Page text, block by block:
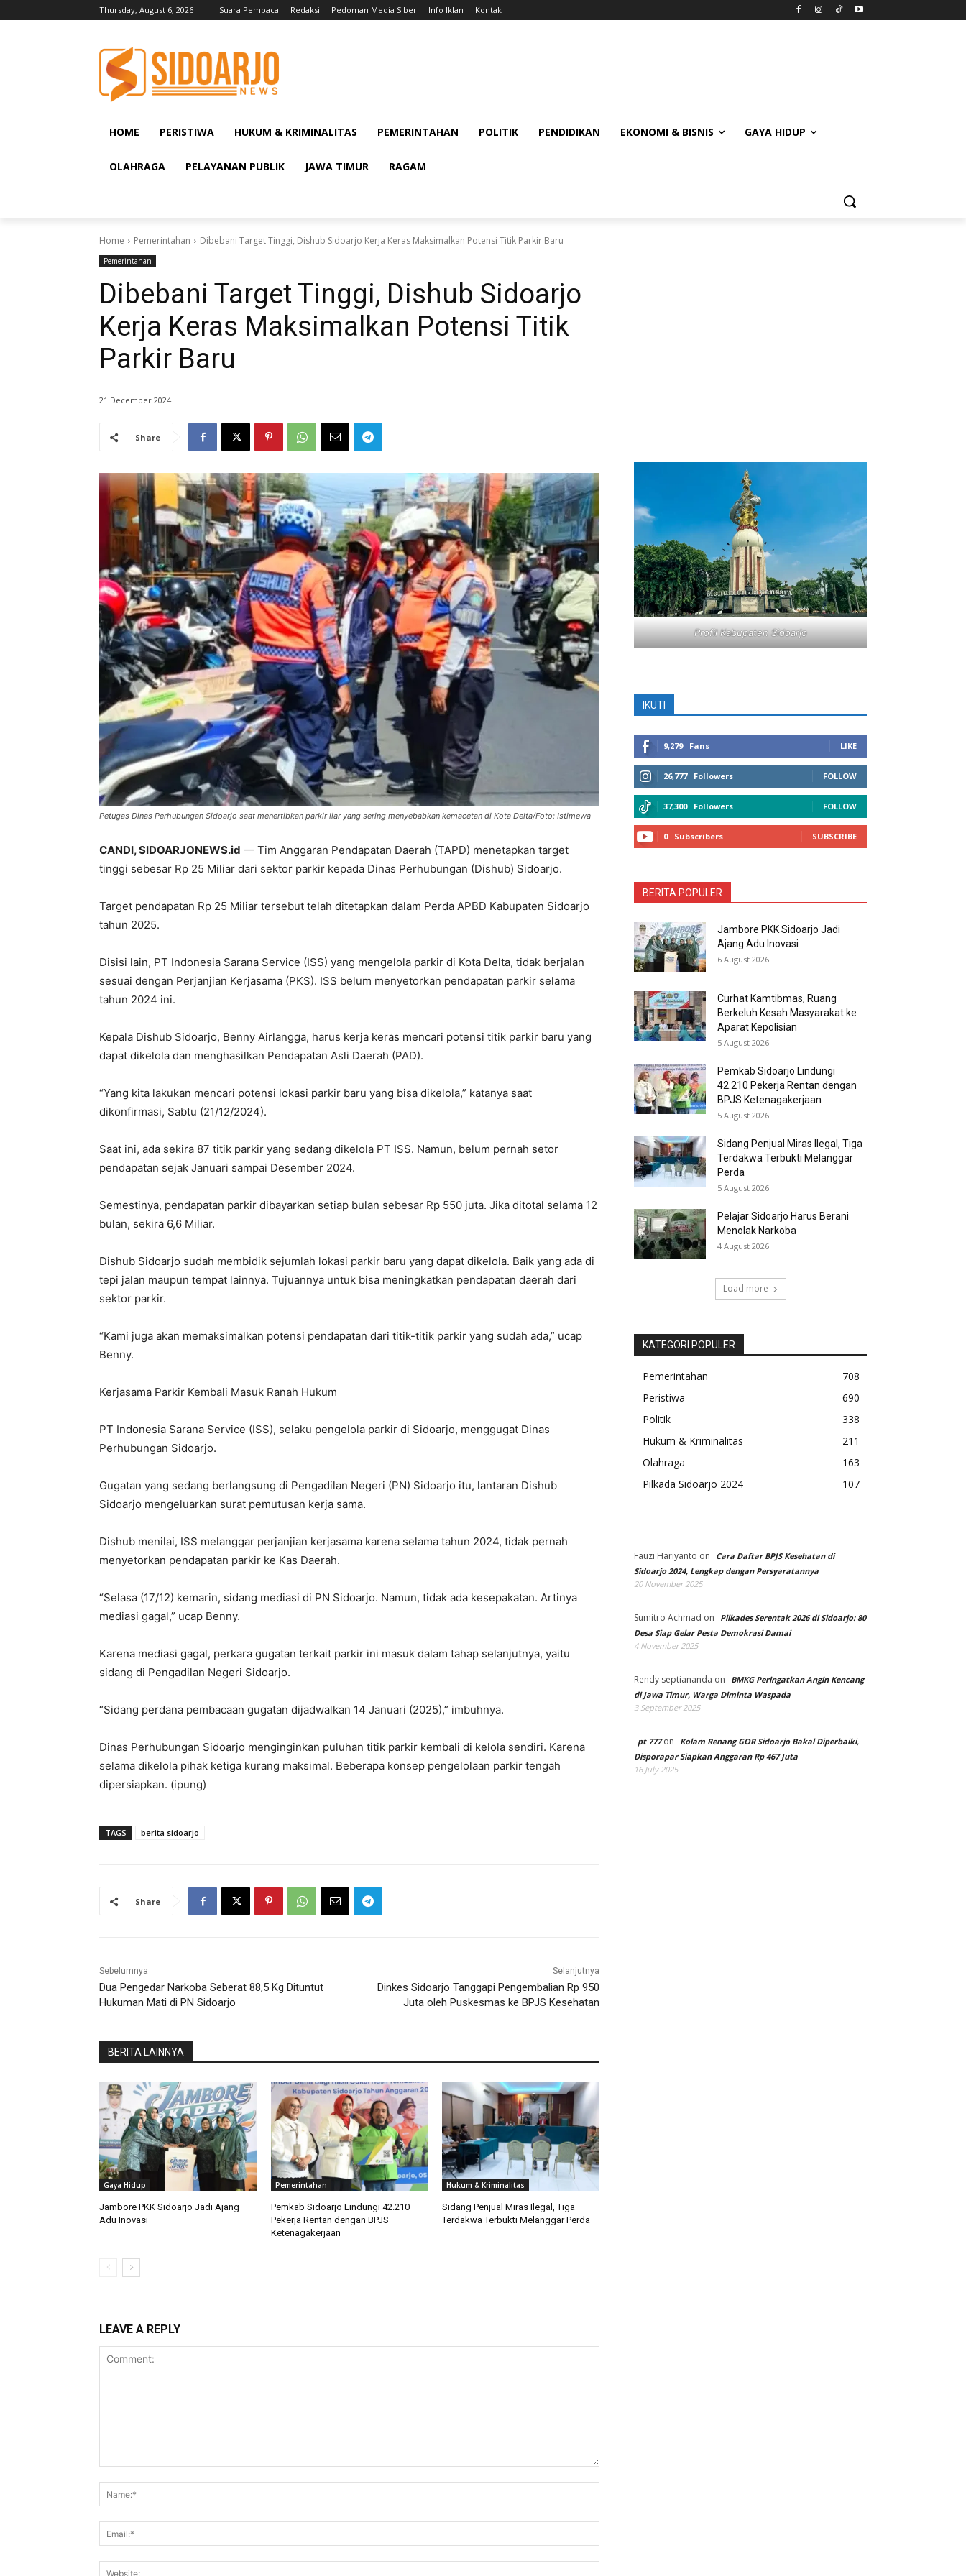
Thursday, August 6, 2026 Suara Pembaca Redaksi Pedoman Media Siber Info Iklan Kontak
HOME PERISTIWA HUKUM & KRIMINALITAS PEMERINTAHAN POLITIK PENDIDIKAN EKONOMI & BISNIS GAYA HIDUP
OLAHRAGA PELAYANAN PUBLIK JAWA TIMUR RAGAM
Home Pemerintahan Dibebani Target Tinggi, Dishub Sidoarjo Kerja Keras Maksimalkan Potensi Titik Parkir Baru
Pemerintahan
Dibebani Target Tinggi, Dishub Sidoarjo
Kerja Keras Maksimalkan Potensi Titik
Parkir Baru
21 December 2024
Share
Petugas Dinas Perhubungan Sidoarjo saat menertibkan parkir liar yang sering menyebabkan kemacetan di Kota Delta/Foto: Istimewa
CANDI, SIDOARJONEWS.id — Tim Anggaran Pendapatan Daerah (TAPD) menetapkan target
tinggi sebesar Rp 25 Miliar dari sektor parkir kepada Dinas Perhubungan (Dishub) Sidoarjo.
Target pendapatan Rp 25 Miliar tersebut telah ditetapkan dalam Perda APBD Kabupaten Sidoarjo
tahun 2025.
Disisi lain, PT Indonesia Sarana Service (ISS) yang mengelola parkir di Kota Delta, tidak berjalan
sesuai dengan Perjanjian Kerjasama (PKS). ISS belum menyetorkan pendapatan parkir selama
tahun 2024 ini.
Kepala Dishub Sidoarjo, Benny Airlangga, harus kerja keras mencari potensi titik parkir baru yang
dapat dikelola dan menghasilkan Pendapatan Asli Daerah (PAD).
“Yang kita lakukan mencari potensi lokasi parkir baru yang bisa dikelola,” katanya saat
dikonfirmasi, Sabtu (21/12/2024).
Saat ini, ada sekira 87 titik parkir yang sedang dikelola PT ISS. Namun, belum pernah setor
pendapatan sejak Januari sampai Desember 2024.
Semestinya, pendapatan parkir dibayarkan setiap bulan sebesar Rp 550 juta. Jika ditotal selama 12
bulan, sekira 6,6 Miliar.
Dishub Sidoarjo sudah membidik sejumlah lokasi parkir baru yang dapat dikelola. Baik yang ada di
tepi jalan maupun tempat lainnya. Tujuannya untuk bisa meningkatkan pendapatan daerah dari
sektor parkir.
“Kami juga akan memaksimalkan potensi pendapatan dari titik-titik parkir yang sudah ada,” ucap
Benny.
Kerjasama Parkir Kembali Masuk Ranah Hukum
PT Indonesia Sarana Service (ISS), selaku pengelola parkir di Sidoarjo, menggugat Dinas
Perhubungan Sidoarjo.
Gugatan yang sedang berlangsung di Pengadilan Negeri (PN) Sidoarjo itu, lantaran Dishub
Sidoarjo mengeluarkan surat pemutusan kerja sama.
Dishub menilai, ISS melanggar perjanjian kerjasama karena selama tahun 2024, tidak pernah
menyetorkan pendapatan parkir ke Kas Daerah.
“Selasa (17/12) kemarin, sidang mediasi di PN Sidoarjo. Namun, tidak ada kesepakatan. Artinya
mediasi gagal,” ucap Benny.
Karena mediasi gagal, perkara gugatan terkait parkir ini masuk dalam tahap selanjutnya, yaitu
sidang di Pengadilan Negeri Sidoarjo.
“Sidang perdana pembacaan gugatan dijadwalkan 14 Januari (2025),” imbuhnya.
Dinas Perhubungan Sidoarjo menginginkan puluhan titik parkir kembali di kelola sendiri. Karena
selama dikelola pihak ketiga kurang maksimal. Beberapa konsep pengelolaan parkir tengah
dipersiapkan. (ipung)
TAGS berita sidoarjo
Share
Sebelumnya
Dua Pengedar Narkoba Seberat 88,5 Kg Dituntut
Hukuman Mati di PN Sidoarjo
Selanjutnya
Dinkes Sidoarjo Tanggapi Pengembalian Rp 950
Juta oleh Puskesmas ke BPJS Kesehatan
BERITA LAINNYA
Gaya Hidup
Jambore PKK Sidoarjo Jadi Ajang
Adu Inovasi
Pemerintahan
Pemkab Sidoarjo Lindungi 42.210
Pekerja Rentan dengan BPJS
Ketenagakerjaan
Hukum & Kriminalitas
Sidang Penjual Miras Ilegal, Tiga
Terdakwa Terbukti Melanggar Perda
LEAVE A REPLY
Profil Kabupaten Sidoarjo
IKUTI
9,279 Fans LIKE
26,777 Followers FOLLOW
37,300 Followers FOLLOW
0 Subscribers SUBSCRIBE
BERITA POPULER
Jambore PKK Sidoarjo Jadi
Ajang Adu Inovasi
6 August 2026
Curhat Kamtibmas, Ruang
Berkeluh Kesah Masyarakat ke
Aparat Kepolisian
5 August 2026
Pemkab Sidoarjo Lindungi
42.210 Pekerja Rentan dengan
BPJS Ketenagakerjaan
5 August 2026
Sidang Penjual Miras Ilegal, Tiga
Terdakwa Terbukti Melanggar
Perda
5 August 2026
Pelajar Sidoarjo Harus Berani
Menolak Narkoba
4 August 2026
Load more
KATEGORI POPULER
Pemerintahan
708
Peristiwa
690
Politik
338
Hukum & Kriminalitas
211
Olahraga
163
Pilkada Sidoarjo 2024
107
Fauzi Hariyanto on
Cara Daftar BPJS Kesehatan di
Sidoarjo 2024, Lengkap dengan Persyaratannya
20 November 2025
Sumitro Achmad on
Pilkades Serentak 2026 di Sidoarjo: 80
Desa Siap Gelar Pesta Demokrasi Damai
4 November 2025
Rendy septiananda on
BMKG Peringatkan Angin Kencang
di Jawa Timur, Warga Diminta Waspada
3 September 2025
pt 777on
Kolam Renang GOR Sidoarjo Bakal Diperbaiki,
Disporapar Siapkan Anggaran Rp 467 Juta
16 July 2025